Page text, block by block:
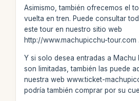
Asimismo, también ofrecemos el
vuelta en tren. Puede consultar
este tour en nuestro sitio web
http://www.machupicchu-tour.com .
Y si solo desea entradas a Machu
son limitadas, también las puede
nuestra web www.ticket-
podría también comprar por su